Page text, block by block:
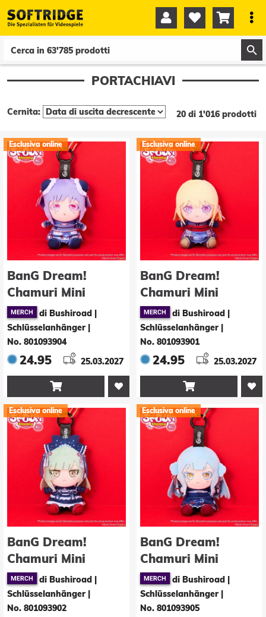
   
PORTACHIAVI
Cernita: 20 di 1'016 prodotti
Esclusiva online
BanG Dream!
Chamuri Mini
Plüsch-
Schlüsselanhänger
Ave Mujica Senbi
Toryo Ver. Amoris
10 cm
di Bushiroad |
Schlüsselanhänger
No. 801093904
24.95 25.03.2027

Esclusiva online
BanG Dream!
Chamuri Mini
Plüsch-
Schlüsselanhänger
Ave Mujica Senbi
Toryo Ver. Doloris
10 cm
di Bushiroad |
Schlüsselanhänger
No. 801093901
24.95 25.03.2027

Esclusiva online
BanG Dream!
Chamuri Mini
Plüsch-
Schlüsselanhänger
Ave Mujica Senbi
di Bushiroad |
Schlüsselanhänger
No. 801093902
Esclusiva online
BanG Dream!
Chamuri Mini
Plüsch-
Schlüsselanhänger
Ave Mujica Senbi
di Bushiroad |
Schlüsselanhänger
No. 801093905